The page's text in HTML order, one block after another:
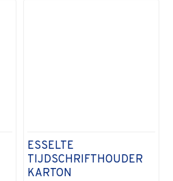
ESSELTE
TIJDSCHRIFTHOUDER
KARTON